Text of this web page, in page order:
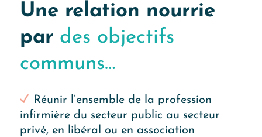
Une relation nourrie
par des objectifs
communs…
Réunir l’ensemble de la profession
infirmière du secteur public au secteur
privé, en libéral ou en association